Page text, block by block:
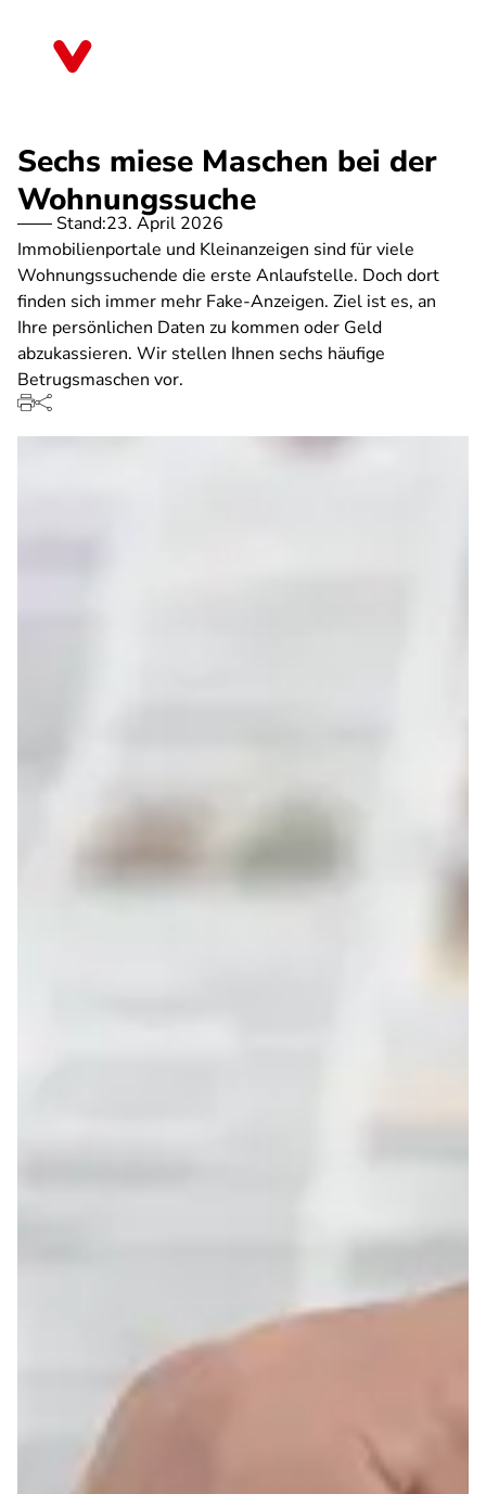
Sechs miese Maschen bei der
Wohnungssuche
Stand:23. April 2026
Immobilienportale und Kleinanzeigen sind für viele
Wohnungssuchende die erste Anlaufstelle. Doch dort
finden sich immer mehr Fake-Anzeigen. Ziel ist es, an
Ihre persönlichen Daten zu kommen oder Geld
abzukassieren. Wir stellen Ihnen sechs häufige
Betrugsmaschen vor.